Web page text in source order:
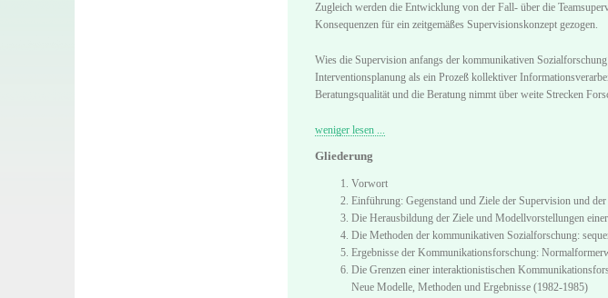
Zugleich werden die Entwicklung von der Fall- über die
Konsequenzen für ein zeitgemäßes Supervisionskonzept gezogen.
Wies die Supervision anfangs der kommunikativen
Interventionsplanung als ein Prozeß kollektiver
Beratungsqualität und die Beratung nimmt über weite Strecken
weniger lesen ...
Gliederung
Vorwort
Einführung: Gegenstand und Ziele der Supervision und
Die Herausbildung der Ziele und Modellvorstellungen
Die Methoden der kommunikativen Sozialforschung:
Ergebnisse der Kommunikationsforschung:
Die Grenzen einer interaktionistischen
Neue Modelle, Methoden und Ergebnisse (1982-1985)